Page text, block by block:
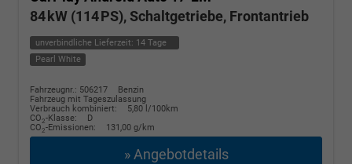
84 kW (114 PS), Schaltgetriebe, Frontantrieb
unverbindliche Lieferzeit: 14 Tage
Pearl White
Fahrzeugnr.: 506217
Benzin
Fahrzeug mit Tageszulassung
Verbrauch kombiniert:
5,80 l/100km
CO2-Klasse:
D
CO2-Emissionen: 131,00 g/km
» Angebotdetails